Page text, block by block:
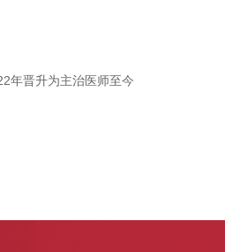
年晋升为主治医师至今